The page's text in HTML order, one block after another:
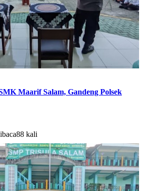
Maarif Salam, Gandeng Polsek
kali